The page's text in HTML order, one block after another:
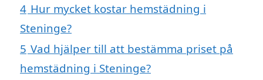
4 Hur mycket kostar hemstädning i
Steninge?
5 Vad hjälper till att bestämma priset på
hemstädning i Steninge?